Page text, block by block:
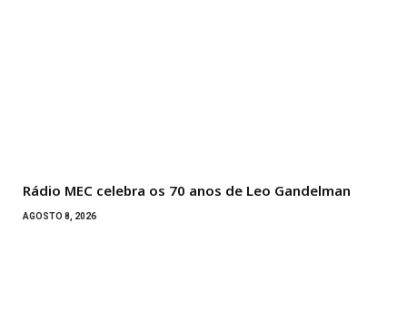
Rádio MEC celebra os 70 anos de Leo Gandelman
AGOSTO 8, 2026